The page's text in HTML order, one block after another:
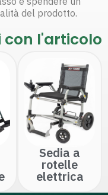
del prodotto.
l'articolo
Sedia a
rotelle
elettrica